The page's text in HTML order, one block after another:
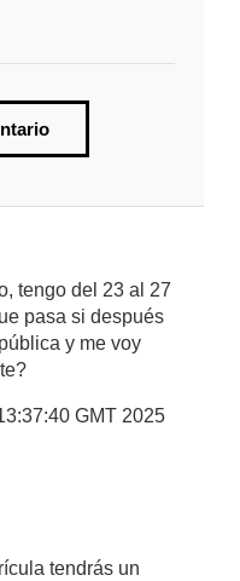
tengo del 23 al 27
pasa si después
y me voy
GMT 2025
tendrás un